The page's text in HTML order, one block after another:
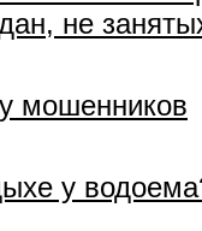
не
мошенников
у